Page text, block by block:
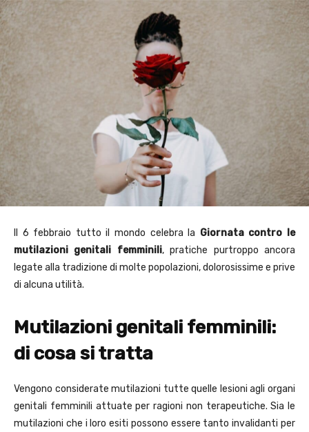
Il 6 febbraio tutto il mondo celebra la Giornata contro le
mutilazioni genitali femminili, pratiche purtroppo ancora
legate alla tradizione di molte popolazioni, dolorosissime e prive
di alcuna utilità.
Mutilazioni genitali femminili:
di cosa si tratta
Vengono considerate mutilazioni tutte quelle lesioni agli organi
genitali femminili attuate per ragioni non terapeutiche. Sia le
mutilazioni che i loro esiti possono essere tanto invalidanti per